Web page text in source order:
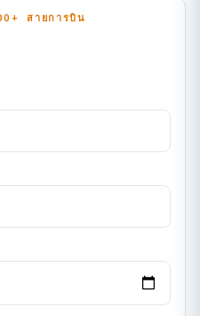
สายการบิน